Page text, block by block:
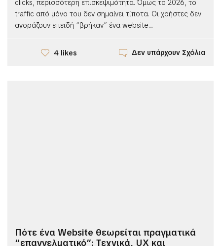
clicks, περισσότερη επισκεψιμότητα. Όμως το 2026, το
traffic από μόνο του δεν σημαίνει τίποτα. Οι χρήστες δεν
αγοράζουν επειδή “βρήκαν” ένα website....
4 likes Δεν υπάρχουν Σχόλια
Πότε ένα Website θεωρείται πραγματικά
“επαγγελματικό”: Τεχνικά, UX και